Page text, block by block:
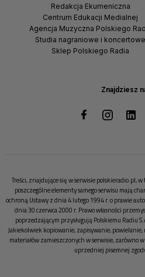
Znajdziesz
Redakcja Ekumeniczna
Centrum Edukacji Medialnej
Agencja Muzyczna Polskiego
Studia nagraniowe i koncertowe
Sklep Polskiego Radia
Treści, znajdujące się w serwisie polskieradio.pl,
poszczególne elementy samego serwisu mają
ochroną Ustawy z dnia 4 lutego 1994 r. o prawie
dnia 30 czerwca 2000 r. Prawo własności
poprzedzającym przysługują Polskiemu Radiu
Jakiekolwiek kopiowanie, zapisywanie,
materiałów zamieszczonych w serwisie, zarówno
uprzedniej pisemnej